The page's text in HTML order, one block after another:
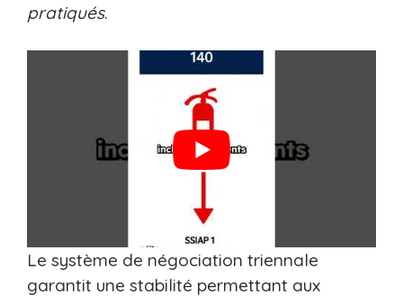
pratiqués.
Le système de négociation triennale
garantit une stabilité permettant aux